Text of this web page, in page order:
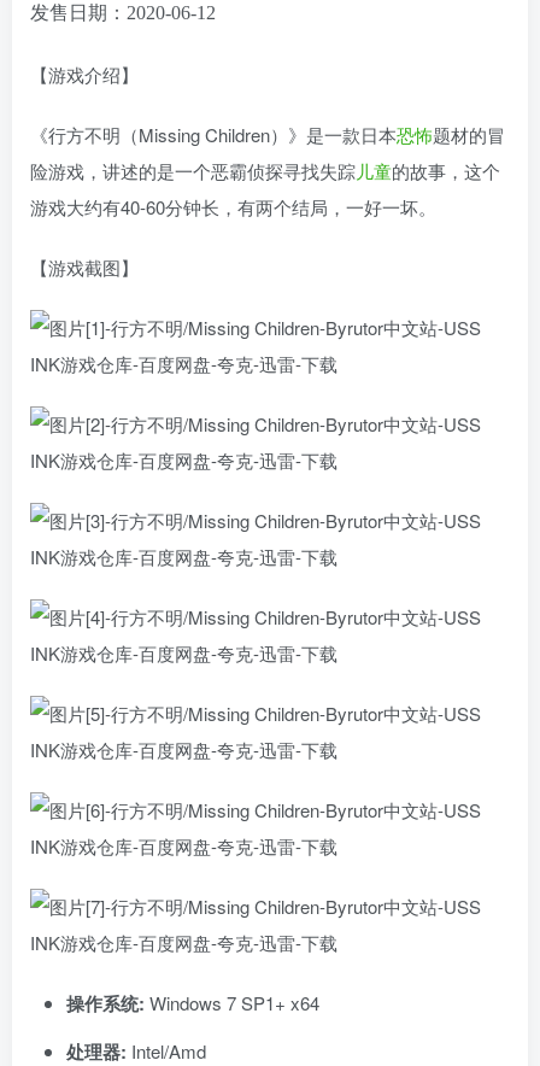
发售日期：2020-06-12
【游戏介绍】
《行方不明（Missing Children）》是一款日本恐怖题材的冒
险游戏，讲述的是一个恶霸侦探寻找失踪儿童的故事，这个
游戏大约有40-60分钟长，有两个结局，一好一坏。
【游戏截图】
操作系统: Windows 7 SP1+ x64
处理器: Intel/Amd